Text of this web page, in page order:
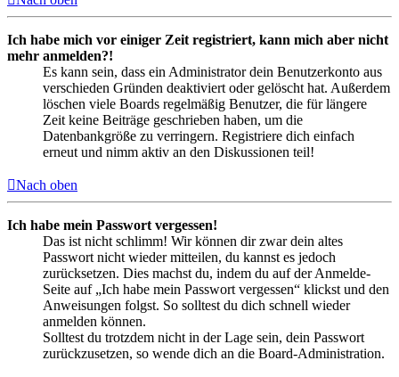
Ich habe mich vor einiger Zeit registriert, kann mich aber nicht
mehr anmelden?!
Es kann sein, dass ein Administrator dein Benutzerkonto aus
verschieden Gründen deaktiviert oder gelöscht hat. Außerdem
löschen viele Boards regelmäßig Benutzer, die für längere
Zeit keine Beiträge geschrieben haben, um die
Datenbankgröße zu verringern. Registriere dich einfach
erneut und nimm aktiv an den Diskussionen teil!
Nach oben
Ich habe mein Passwort vergessen!
Das ist nicht schlimm! Wir können dir zwar dein altes
Passwort nicht wieder mitteilen, du kannst es jedoch
zurücksetzen. Dies machst du, indem du auf der Anmelde-
Seite auf „Ich habe mein Passwort vergessen“ klickst und den
Anweisungen folgst. So solltest du dich schnell wieder
anmelden können.
Solltest du trotzdem nicht in der Lage sein, dein Passwort
zurückzusetzen, so wende dich an die Board-Administration.